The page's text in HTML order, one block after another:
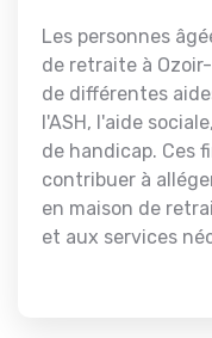
Les personnes
de retraite à
de différentes
l'ASH, l'aide
de handicap. Ces
contribuer à
en maison de
et aux services